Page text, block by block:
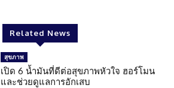
Related News
สุขภาพ
เปิด 6 น้ำมันที่ดีต่อสุขภาพหัวใจ ฮอร์โมน
และช่วยดูแลการอักเสบ